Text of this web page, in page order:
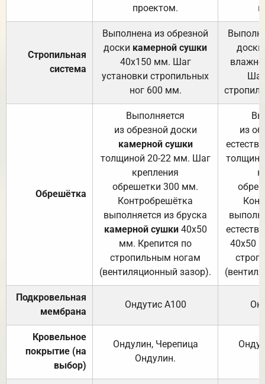
проектом.
Стропильная
система
Выполнена из обрезной
доски камерной сушки
40х150 мм. Шаг
установки стропильных
ног 600 мм.
доски
Обрешётка
Выполняется
из обрезной доски
камерной сушки
толщиной 20-22 мм. Шаг
крепления
обрешетки 300 мм.
Контробрешётка
выполняется из бруска
камерной сушки40х50
мм. Крепится по
стропильным ногам
(вентиляционный зазор).
из
40х50
Подкровельная
мембрана
Ондутис А100
Кровельное
покрытие (на
выбор)
Ондулин, Черепица
Ондулин.